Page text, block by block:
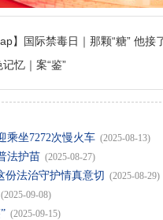
】国际禁毒日｜那颗“糖” 他接
忆｜案“鉴”
乘坐7272次慢火车 (2025-08-13)
法护苗 (2025-08-27)
份法治守护情真意切 (2025-08-29)
(2025-09-08)
(2025-09-15)